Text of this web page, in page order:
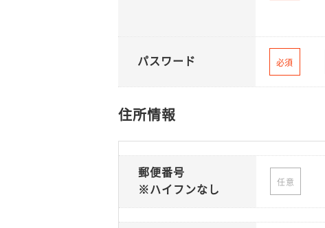
パスワード 必須
住所情報
郵便番号
※ハイフンなし
任意